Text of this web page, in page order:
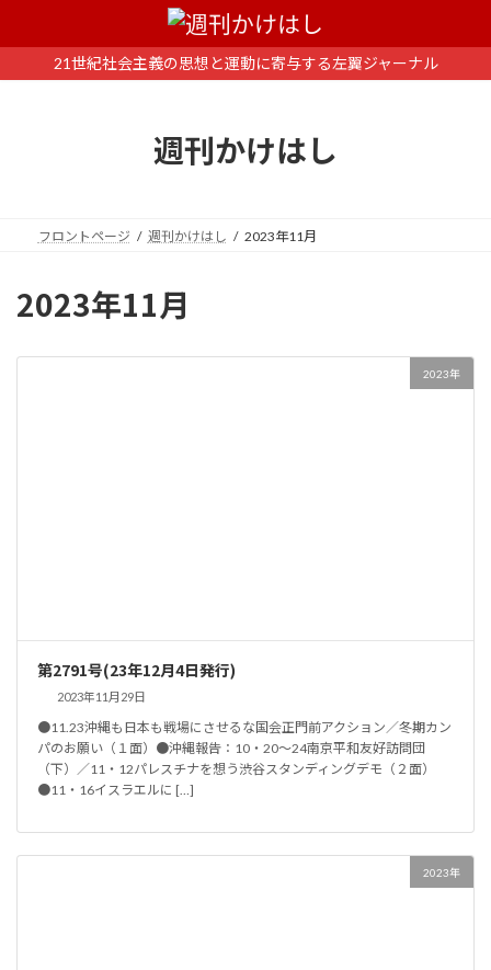
ン
ー
21世紀社会主義の思想と運動に寄与する左翼ジャーナル
週刊かけはし
フロントページ 週刊かけはし 2023年11月
2023年11月
2023年
第2791号(23年12月4日発行)
2023年11月29日
●11.23沖縄も日本も戦場にさせるな国会正門前アクション／冬期カン
パのお願い（１面）●沖縄報告：10・20～24南京平和友好訪問団
（下）／11・12パレスチナを想う渋谷スタンディングデモ（２面）
●11・16イスラエルに […]
2023年